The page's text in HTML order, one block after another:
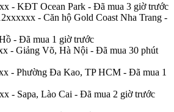
- KĐT Ocean Park - Đã mua 3 giờ trước
- Căn hộ Gold Coast Nha Trang -
- Đã mua 1 giờ trước
- Giảng Võ, Hà Nội - Đã mua 30 phút
- Phường Đa Kao, TP HCM - Đã mua 1
- Sapa, Lào Cai - Đã mua 2 giờ trước